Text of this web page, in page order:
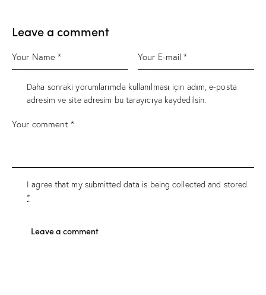
Leave a comment
Daha sonraki yorumlarımda kullanılması için adım, e-posta
adresim ve site adresim bu tarayıcıya kaydedilsin.
I agree that my submitted data is beingcollected and stored.
*